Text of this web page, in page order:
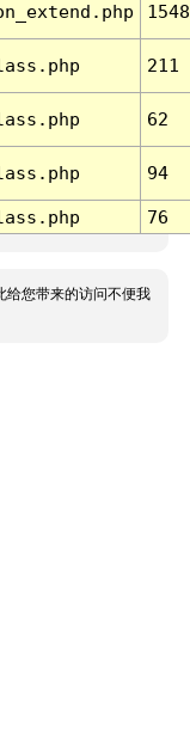
1548
211
62
94
76
给您带来的访问不便我